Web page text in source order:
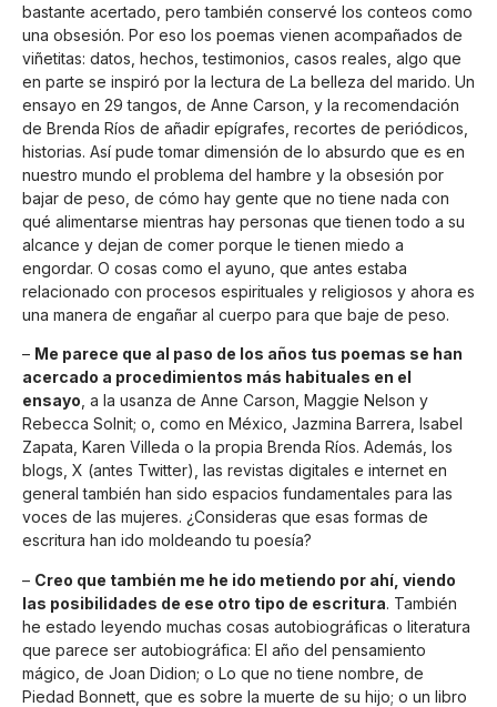
bastante acertado, pero también conservé los conteos como
una obsesión. Por eso los poemas vienen acompañados de
viñetitas: datos, hechos, testimonios, casos reales, algo que
en parte se inspiró por la lectura de La belleza del marido. Un
ensayo en 29 tangos, de Anne Carson, y la recomendación
de Brenda Ríos de añadir epígrafes, recortes de periódicos,
historias. Así pude tomar dimensión de lo absurdo que es en
nuestro mundo el problema del hambre y la obsesión por
bajar de peso, de cómo hay gente que no tiene nada con
qué alimentarse mientras hay personas que tienen todo a su
alcance y dejan de comer porque le tienen miedo a
engordar. O cosas como el ayuno, que antes estaba
relacionado con procesos espirituales y religiosos y ahora es
una manera de engañar al cuerpo para que baje de peso.
– Me parece que al paso de los años tus poemas se han
acercado a procedimientos más habituales en el
ensayo , a la usanza de Anne Carson, Maggie Nelson y
Rebecca Solnit; o, como en México, Jazmina Barrera, Isabel
Zapata, Karen Villeda o la propia Brenda Ríos. Además, los
blogs, X (antes Twitter), las revistas digitales e internet en
general también han sido espacios fundamentales para las
voces de las mujeres. ¿Consideras que esas formas de
escritura han ido moldeando tu poesía?
– Creo que también me he ido metiendo por ahí, viendo
las posibilidades de ese otro tipo de escritura. También
he estado leyendo muchas cosas autobiográficas o literatura
que parece ser autobiográfica: El año del pensamiento
mágico, de Joan Didion; o Lo que no tiene nombre, de
Piedad Bonnett, que es sobre la muerte de su hijo; o un libro